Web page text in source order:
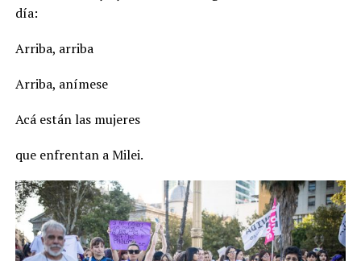
día:
Arriba, arriba
Arriba, anímese
Acá están las mujeres
que enfrentan a Milei.